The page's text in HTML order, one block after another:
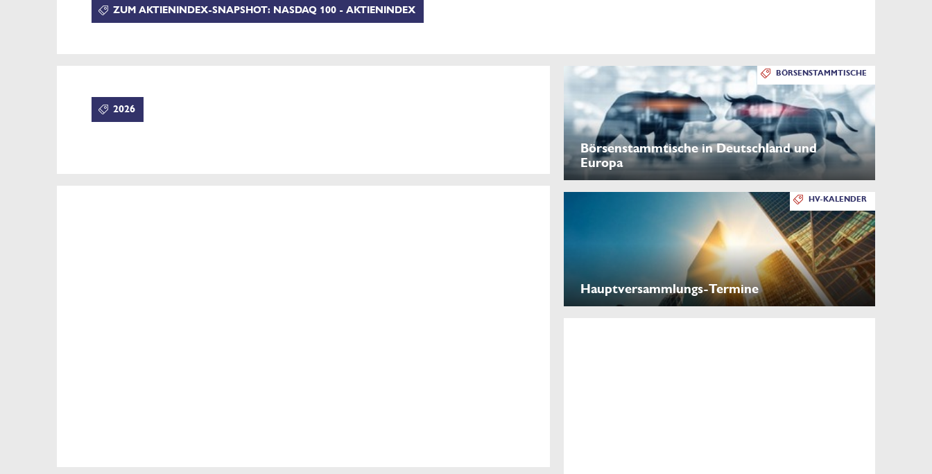
ZUM AKTIENINDEX-SNAPSHOT: NASDAQ 100 - AKTIENINDEX
2026
BÖRSENSTAMMTISCHE
Börsenstammtische in Deutschland und
Europa
HV-KALENDER
Hauptversammlungs-Termine